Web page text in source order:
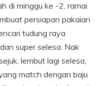
di minggu ke -2, ramai
persiapan pakaian
tudung raya
super selesa. Nak
lembut lagi selesa,
match dengan baju